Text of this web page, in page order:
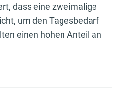
dass eine zweimalige
um den Tagesbedarf
einen hohen Anteil an